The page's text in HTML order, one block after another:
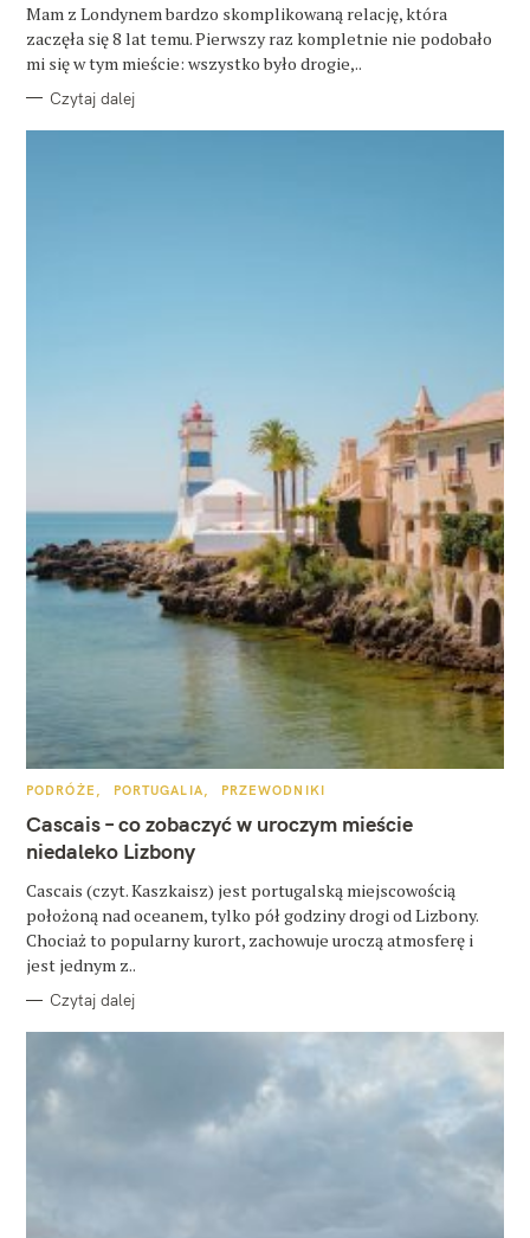
O
R
I
Mam z Londynem bardzo skomplikowaną relację, która
zaczęła się 8 lat temu. Pierwszy raz kompletnie nie podobało
mi się w tym mieście: wszystko było drogie,..
Czytaj dalej
K
T
E
G
O
I
E
PODRÓŻE PORTUGALIA PRZEWODNIKI
Cascais – co zobaczyć w uroczym mieście
niedaleko Lizbony
Cascais (czyt. Kaszkaisz) jest portugalską miejscowością
położoną nad oceanem, tylko pół godziny drogi od Lizbony.
Chociaż to popularny kurort, zachowuje uroczą atmosferę i
jest jednym z..
Czytaj dalej
W
y
s
z
u
k